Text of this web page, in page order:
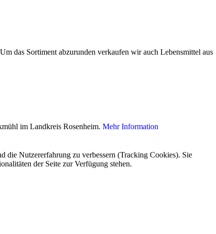
das Sortiment abzurunden verkaufen wir auch Lebensmittel aus
im Landkreis Rosenheim. Mehr Information
die Nutzererfahrung zu verbessern (Tracking Cookies). Sie
der Seite zur Verfügung stehen.